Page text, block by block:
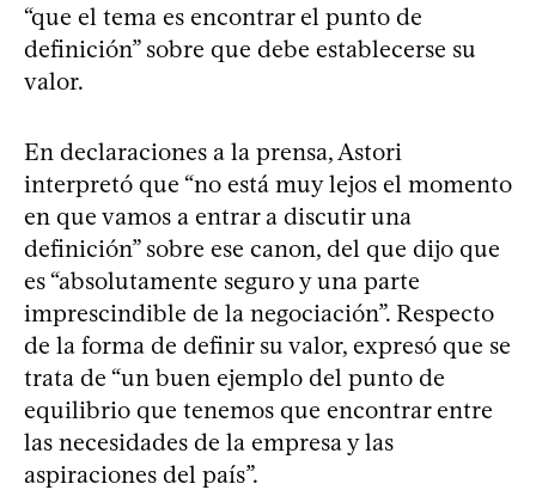
“que el tema es encontrar el punto de
definición” sobre que debe establecerse su
valor.
En declaraciones a la prensa, Astori
interpretó que “no está muy lejos el momento
en que vamos a entrar a discutir una
definición” sobre ese canon, del que dijo que
es “absolutamente seguro y una parte
imprescindible de la negociación”. Respecto
de la forma de definir su valor, expresó que se
trata de “un buen ejemplo del punto de
equilibrio que tenemos que encontrar entre
las necesidades de la empresa y las
aspiraciones del país”.